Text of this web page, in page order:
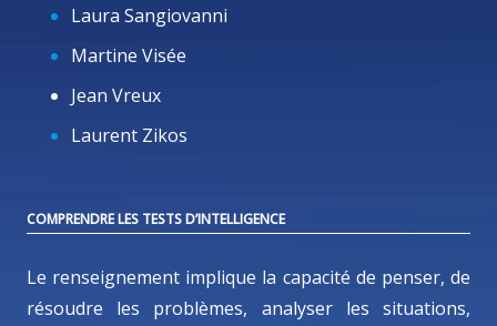
Laura Sangiovanni
Martine Visée
Jean Vreux
Laurent Zikos
COMPRENDRE LES TESTS D’INTELLIGENCE
Le renseignement implique la capacité de penser, de
résoudre les problèmes, analyser les situations,